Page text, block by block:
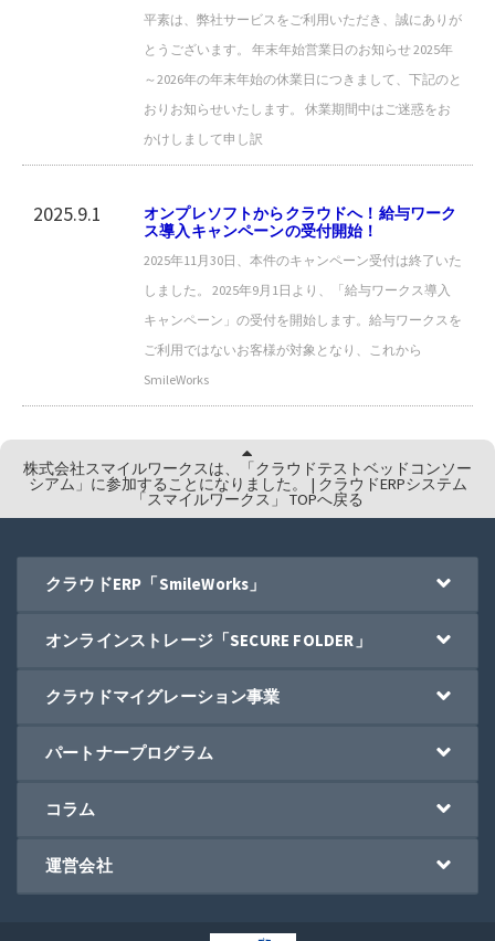
平素は、弊社サービスをご利用いただき、誠にありが
とうございます。 年末年始営業日のお知らせ 2025年
～2026年の年末年始の休業日につきまして、下記のと
おりお知らせいたします。 休業期間中はご迷惑をお
かけしまして申し訳
2025.9.1
オンプレソフトからクラウドへ！給与ワーク
ス導入キャンペーンの受付開始！
2025年11月30日、本件のキャンペーン受付は終了いた
しました。 2025年9月1日より、「給与ワークス導入
キャンペーン」の受付を開始します。給与ワークスを
ご利用ではないお客様が対象となり、これから
SmileWorks
株式会社スマイルワークスは、「クラウドテストベッドコンソー
シアム」に参加することになりました。 | クラウドERPシステム
「スマイルワークス」 TOPへ戻る
クラウドERP「SmileWorks」
オンラインストレージ「SECURE FOLDER」
クラウドマイグレーション事業
パートナープログラム
コラム
運営会社